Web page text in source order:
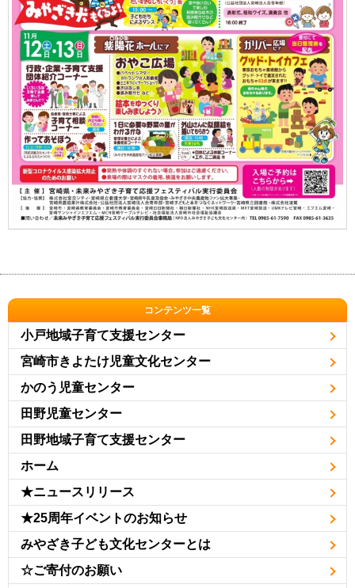
コンテンツ一覧
小戸地域子育て支援センター
宮崎市きよたけ児童文化センター
かのう児童センター
田野児童センター
田野地域子育て支援センター
ホーム
★ニュースリリース
★25周年イベントのお知らせ
みやざき子ども文化センターとは
☆ご寄付のお願い